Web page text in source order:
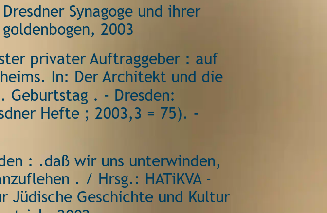
Synagoge und ihrer
2003
privater Auftraggeber : auf
In: Der Architekt und die
Geburtstag . - Dresden:
Hefte ; 2003,3 = 75). -
: .daß wir uns unterwinden,
. / Hrsg.: HATiKVA -
Jüdische Geschichte und Kultur